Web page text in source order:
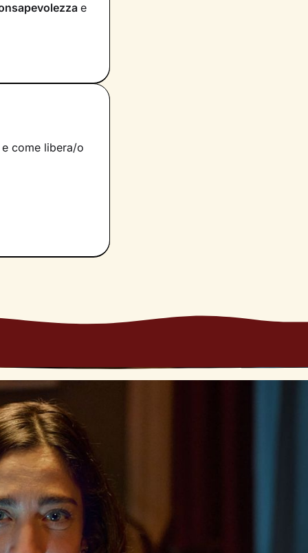
e
e risorse
un
come libera/o